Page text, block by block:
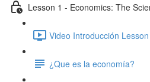
Lesson 1 - Economics: The
Video Introducción
¿Que es la economía?